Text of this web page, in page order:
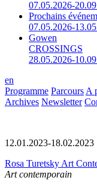
07.05.2026-
Prochains
07.05.2026-
Gowen
CROSSINGS
28.05.2026-
en
Programme Parcours A
Archives Newsletter
12.01.2023-18.02.2023
Rosa Turetsky Art
Art contemporain